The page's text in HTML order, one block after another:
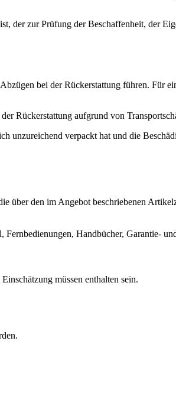
der zur Prüfung der Beschaffenheit, der
bei der Rückerstattung führen. Für
Rückerstattung aufgrund von
unzureichend verpackt hat und die
über den im Angebot beschriebenen
Handbücher, Garantie-
müssen enthalten sein.